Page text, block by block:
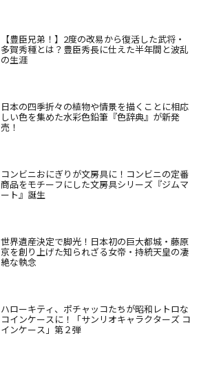
【豊臣兄弟！】2度の改易から復活した武将・
多賀秀種とは？豊臣秀長に仕えた半年間と波乱
の生涯
日本の四季折々の植物や情景を描くことに相応
しい色を集めた水彩色鉛筆『色辞典』が新発
売！
コンビニおにぎりが文房具に！コンビニの定番
商品をモチーフにした文房具シリーズ『ジムマ
ート』誕生
世界遺産決定で脚光！日本初の巨大都城・藤原
京を創り上げた知られざる女帝・持統天皇の凄
絶な執念
ハローキティ、ポチャッコたちが昭和レトロな
コインケースに！「サンリオキャラクターズ コ
インケース」第２弾